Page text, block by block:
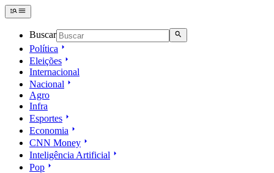
Buscar
Política
Eleições
Internacional
Nacional
Agro
Infra
Esportes
Economia
CNN Money
Inteligência Artificial
Pop